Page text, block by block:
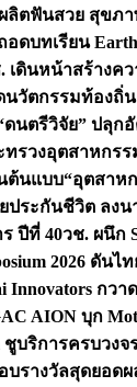
ลิตฟันสวย สุขภ
อดบทเรียน
. เดินหน้าสร้างค
วัตกรรมท้องถิ่น
ดนตรีวิจัย” ปลุก
ทรวงอุตสาหกรร
นต้นแบบ“อุตสา
ประกันชีวิต ลง
ปีที่ 40วช. ผนึก
2026 ดันไ
กวาด
AION บุก
ชูบริการครบวง
บรางวัลสุดยอด